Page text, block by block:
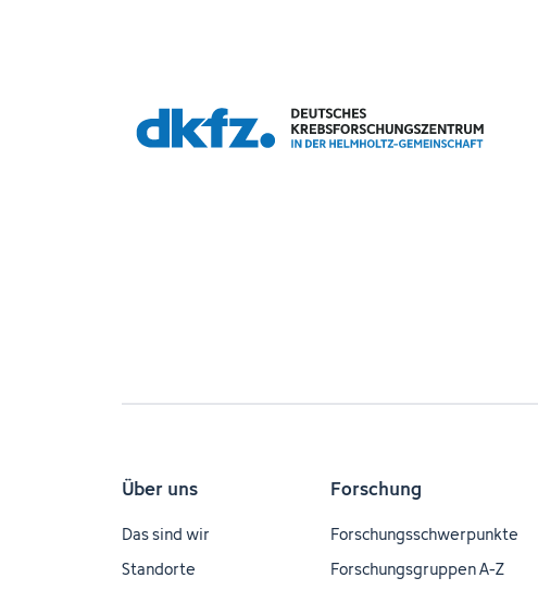
Über uns
Das sind wir
Standorte
Forschung
Forschungsschwerpunkte
Forschungsgruppen A-Z